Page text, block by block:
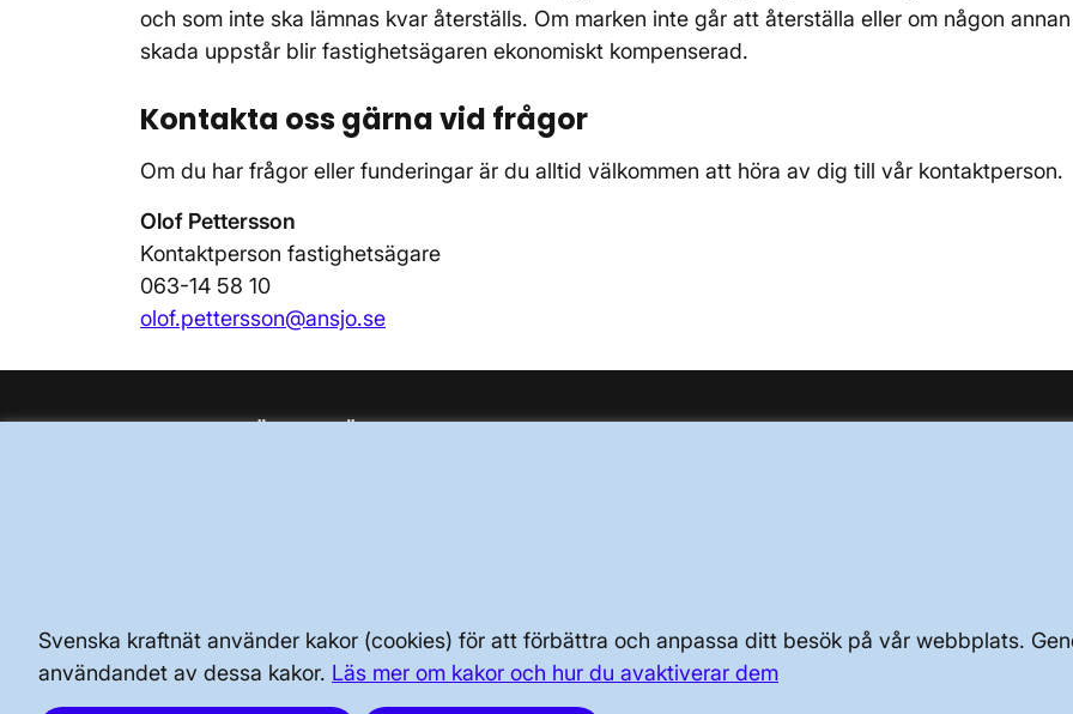
Svenska kraftnät använder kakor (cookies) för att förbättra och anpassa ditt besök på vår webbplats.
användandet av dessa kakor. Läs mer om kakor och hur du avaktiverar dem
och som inte ska lämnas kvar återställs. Om marken inte går att återställa eller om någon annan
skada uppstår blir fastighetsägaren ekonomiskt kompenserad.
Kontakta oss gärna vid frågor
Om du har frågor eller funderingar är du alltid välkommen att höra av dig till vår kontaktperson.
Olof Pettersson
Kontaktperson fastighetsägare
063-14 58 10
olof.pettersson@ansjo.se
BRA ATT VETA FÖR ALLMÄNHETEN OM KRAFTSYSTEMET